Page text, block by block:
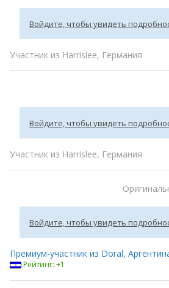
Войдите, чтобы увидеть
Участник из Harrislee, Германия
Войдите, чтобы увидеть
Участник из Harrislee, Германия
Войдите, чтобы увидеть
Премиум-участник из Doral,
Рейтинг: +1